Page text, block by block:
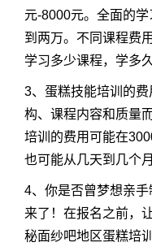
元-8000元。全面的
到两万。不同课程费
学习多少课程，学多
3、蛋糕技能培训的
构、课程内容和质量
培训的费用可能在
也可能从几天到几个
4、你是否曾梦想亲
来了！在报名之前，
秘面纱吧地区蛋糕培